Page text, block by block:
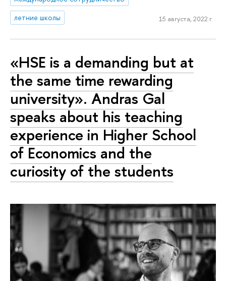
летние школы
15 августа, 2022 г.
«HSE is a demanding but at
the same time rewarding
university». Andras Gal
speaks about his teaching
experience in Higher School
of Economics and the
curiosity of the students